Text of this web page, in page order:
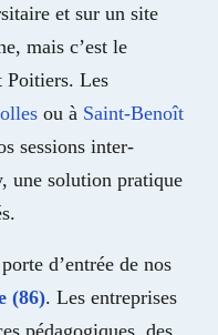
et sur un site
mais c’est le
Poitiers. Les
ou à Saint-Benoît
sessions inter-
une solution pratique
d’entrée de nos
(86). Les entreprises
pédagogiques, des